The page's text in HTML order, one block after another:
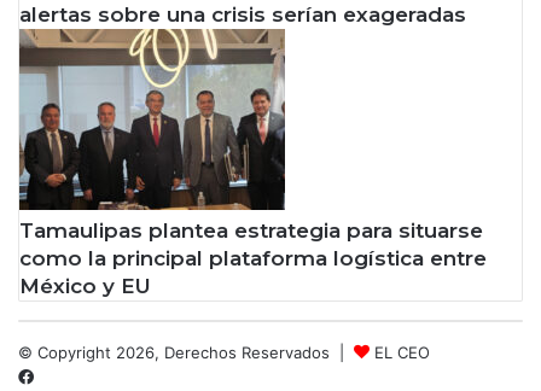
alertas sobre una crisis serían exageradas
Tamaulipas plantea estrategia para situarse
como la principal plataforma logística entre
México y EU
© Copyright 2026, Derechos Reservados |
EL CEO